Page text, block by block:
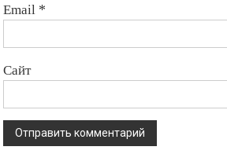
Email *
Сайт